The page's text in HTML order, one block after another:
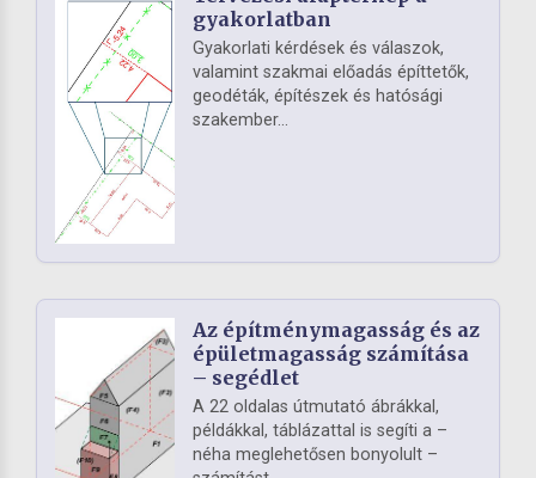
gyakorlatban
Gyakorlati kérdések és válaszok,
valamint szakmai előadás építtetők,
geodéták, építészek és hatósági
szakember...
Az építménymagasság és az
épületmagasság számítása
– segédlet
A 22 oldalas útmutató ábrákkal,
példákkal, táblázattal is segíti a –
néha meglehetősen bonyolult –